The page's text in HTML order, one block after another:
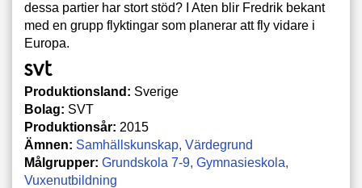
dessa partier har stort stöd? I Aten blir Fredrik bekant
med en grupp flyktingar som planerar att fly vidare i
Europa.
Produktionsland: Sverige
Bolag: SVT
Produktionsår: 2015
Ämnen: Samhällskunskap Värdegrund
Målgrupper: Grundskola 7-9 Gymnasieskola
Vuxenutbildning